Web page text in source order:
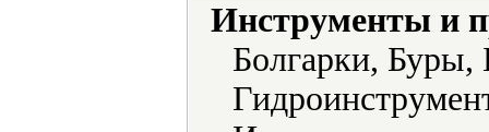
Инструменты и
Болгарки, Буры,